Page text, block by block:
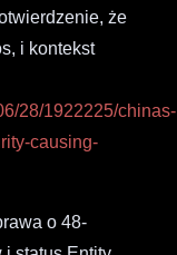
że
i kontekst
28/1922225/chinas-
causing-
o 48-